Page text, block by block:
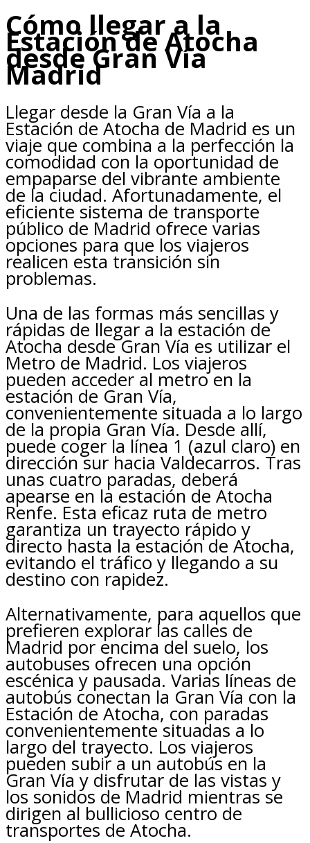
Cómo llegar a la
Estación de Atocha
desde Gran Vía
Madrid
Llegar desde la Gran Vía a la
Estación de Atocha de Madrid es un
viaje que combina a la perfección la
comodidad con la oportunidad de
empaparse del vibrante ambiente
de la ciudad. Afortunadamente, el
eficiente sistema de transporte
público de Madrid ofrece varias
opciones para que los viajeros
realicen esta transición sin
problemas.
Una de las formas más sencillas y
rápidas de llegar a la estación de
Atocha desde Gran Vía es utilizar el
Metro de Madrid. Los viajeros
pueden acceder al metro en la
estación de Gran Vía,
convenientemente situada a lo largo
de la propia Gran Vía. Desde allí,
puede coger la línea 1 (azul claro) en
dirección sur hacia Valdecarros. Tras
unas cuatro paradas, deberá
apearse en la estación de Atocha
Renfe. Esta eficaz ruta de metro
garantiza un trayecto rápido y
directo hasta la estación de Atocha,
evitando el tráfico y llegando a su
destino con rapidez.
Alternativamente, para aquellos que
prefieren explorar las calles de
Madrid por encima del suelo, los
autobuses ofrecen una opción
escénica y pausada. Varias líneas de
autobús conectan la Gran Vía con la
Estación de Atocha, con paradas
convenientemente situadas a lo
largo del trayecto. Los viajeros
pueden subir a un autobús en la
Gran Vía y disfrutar de las vistas y
los sonidos de Madrid mientras se
dirigen al bullicioso centro de
transportes de Atocha.